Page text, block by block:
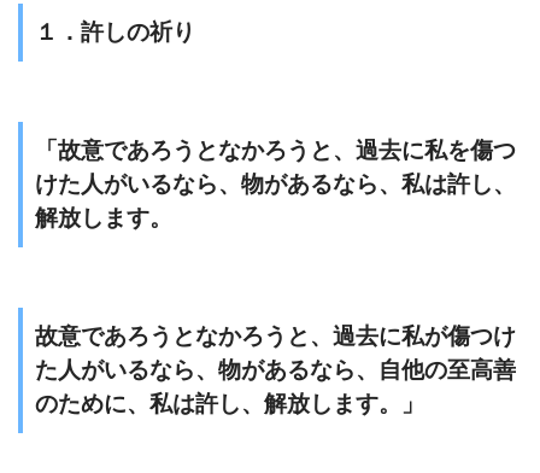
１．許しの祈り
「故意であろうとなかろうと、過去に私を傷つ
けた人がいるなら、物があるなら、私は許し、
解放します。
故意であろうとなかろうと、過去に私が傷つけ
た人がいるなら、物があるなら、自他の至高善
のために、私は許し、解放します。」